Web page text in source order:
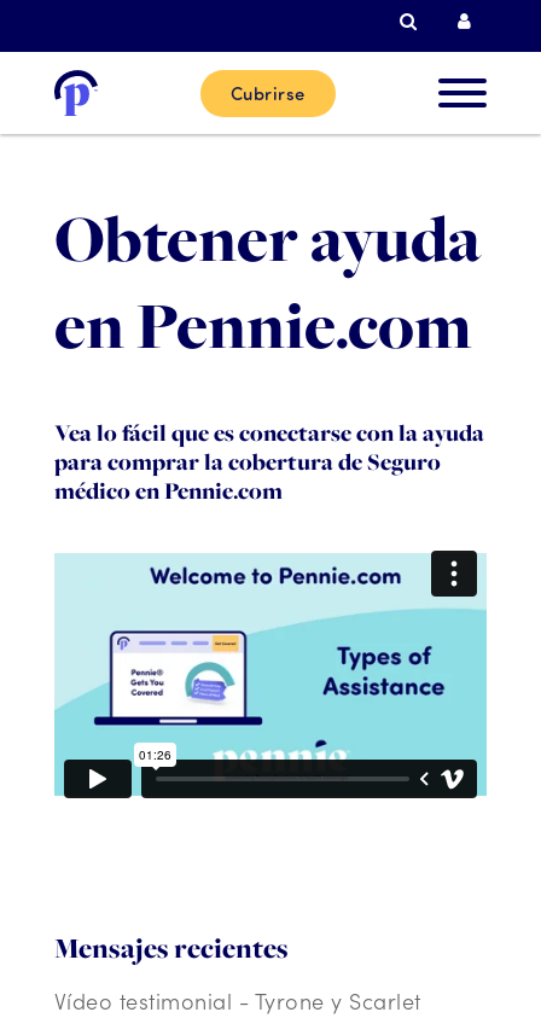
Busque en
Cubrirse
clientes
actuales
Socios
Obtener ayuda
en Pennie.com
Vea lo fácil que es conectarse con la ayuda
para comprar la cobertura de Seguro
médico en Pennie.com
Mensajes recientes
Vídeo testimonial - Tyrone y Scarlet